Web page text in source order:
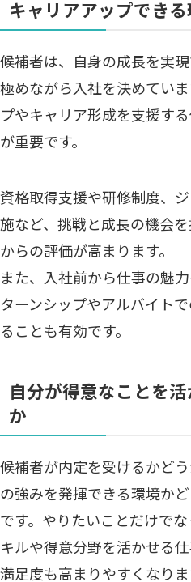
キャリアアップでき
候補者は、自身の成長を実
極めながら入社を決めてい
プやキャリア形成を支援す
が重要です。
資格取得支援や研修制度、
施など、挑戦と成長の機会
からの評価が高まります。
また、入社前から仕事の魅
ターンシップやアルバイト
ることも有効です。
自分が得意なことを
か
候補者が内定を受けるかど
の強みを発揮できる環境か
です。やりたいことだけで
キルや得意分野を活かせる
満足度も高まりやすくなりま